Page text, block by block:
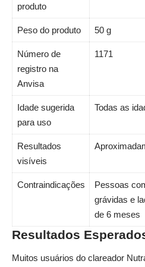
produto
Peso do produto 50 g
Número de
registro na
Anvisa
1171
Idade sugerida
para uso
Todas as
Resultados
visíveis
Contraindicações
Pessoas
grávidas e
de 6 meses
Resultados
Muitos usuários do clareador